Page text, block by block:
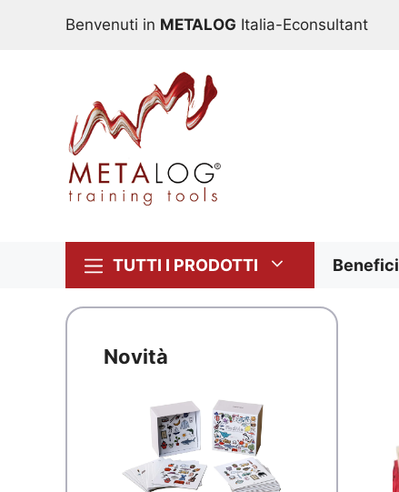
Benvenuti in METALOG Italia-Econsultant
TUTTI I PRODOTTI Benefici
Novità